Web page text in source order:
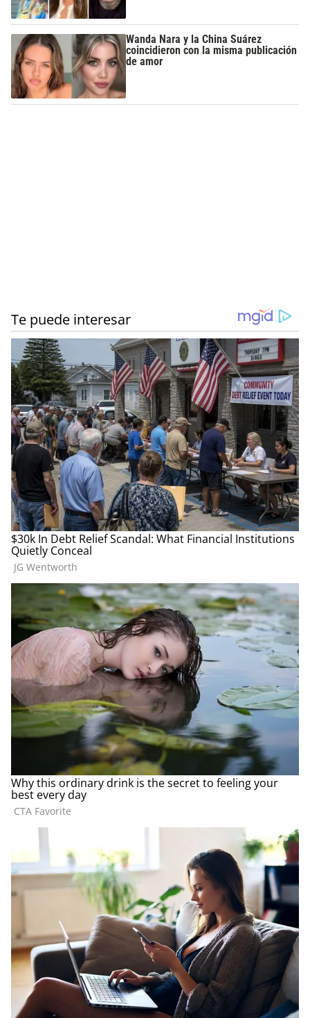
Wanda Nara y la China Suárez
coincidieron con la misma publicación
de amor